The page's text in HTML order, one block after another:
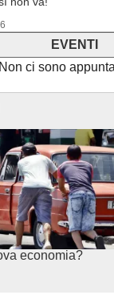
EVENTI
Non ci sono
economia?